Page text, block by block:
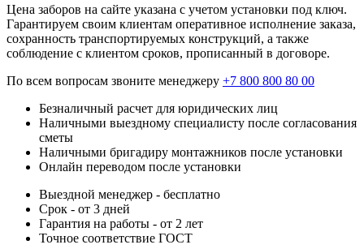
Цена заборов на сайте указана с учетом установки под ключ.
Гарантируем своим клиентам оперативное исполнение заказа,
сохранность транспортируемых конструкций, а также
соблюдение с клиентом сроков, прописанный в договоре.
По всем вопросам звоните менеджеру +7 800 800 80 00
Безналичный расчет для юридических лиц
Наличными выездному специалисту после согласования
сметы
Наличными бригадиру монтажников после установки
Онлайн переводом после установки
Выездной менеджер - бесплатно
Срок - от 3 дней
Гарантия на работы - от 2 лет
Точное соответствие ГОСТ